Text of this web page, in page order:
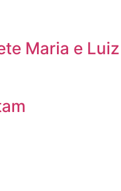
Maria e